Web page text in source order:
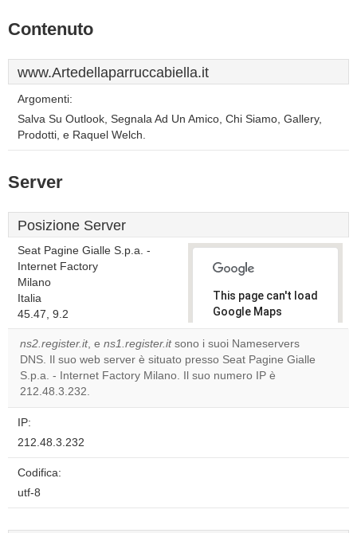
Contenuto
www.Artedellaparruccabiella.it
Argomenti:
Salva Su Outlook, Segnala Ad Un Amico, Chi Siamo, Gallery,
Prodotti, e Raquel Welch.
Server
Posizione Server
Seat Pagine Gialle S.p.a. -
Internet Factory
Milano
Italia
45.47, 9.2
This page can't load
Google Maps
correctly.
Do you
own this
ns2.register.it, e ns1.register.itsono i suoi Nameservers
DNS. Il suo web server è situato presso Seat Pagine Gialle
S.p.a. - Internet Factory Milano. Il suo numero IP è
212.48.3.232.
IP:
212.48.3.232
Codifica:
utf-8